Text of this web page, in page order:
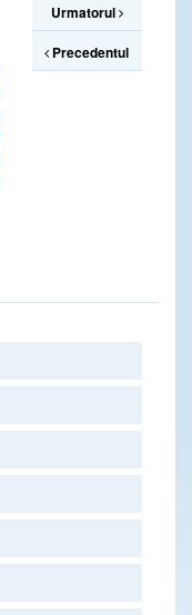
Urmatorul
Precedentul